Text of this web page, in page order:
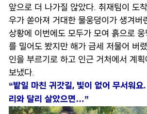
앞으로 더 나가질 않았다. 취재팀이 도
우가 쏟아져 거대한 물웅덩이가 생겨버
상황에 이번에도 모두가 모여 흙으로
를 밀어도 봤지만 해가 금세 저물어 버
인을 부르기로 하고 인근 거처에서 계
보냈다.
“밭일 마친 귀갓길, 빛이 없어 무서워요
리와 달리 살았으면…”